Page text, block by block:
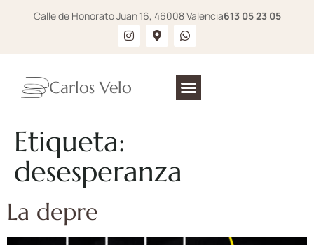
Calle de Honorato Juan 16, 46008 Valencia613 05 23 05
Carlos Velo
Etiqueta:
desesperanza
La depre